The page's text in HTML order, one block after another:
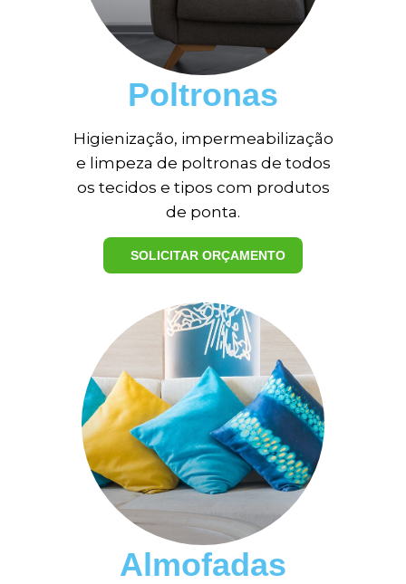
Poltronas
Higienização, impermeabilização
e limpeza de poltronas de todos
os tecidos e tipos com produtos
de ponta.
SOLICITAR ORÇAMENTO
Almofadas
ME LIGUE AGORA
5